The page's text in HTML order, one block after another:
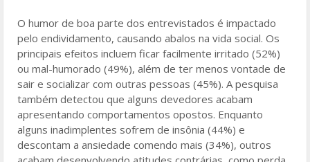
O humor de boa parte dos entrevistados é impactado
pelo endividamento, causando abalos na vida social. Os
principais efeitos incluem ficar facilmente irritado (52%)
ou mal-humorado (49%), além de ter menos vontade de
sair e socializar com outras pessoas (45%). A pesquisa
também detectou que alguns devedores acabam
apresentando comportamentos opostos. Enquanto
alguns inadimplentes sofrem de insônia (44%) e
descontam a ansiedade comendo mais (34%), outros